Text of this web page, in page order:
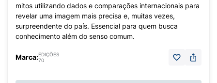
mitos utilizando dados e comparações internacionais para
revelar uma imagem mais precisa e, muitas vezes,
surpreendente do país. Essencial para quem busca
conhecimento além do senso comum.
Marca:EDIÇÕES
70